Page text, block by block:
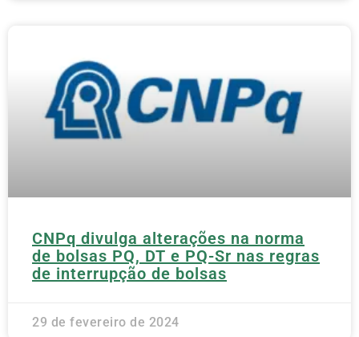
CNPq divulga alterações na norma
de bolsas PQ, DT e PQ-Sr nas regras
de interrupção de bolsas
29 de fevereiro de 2024